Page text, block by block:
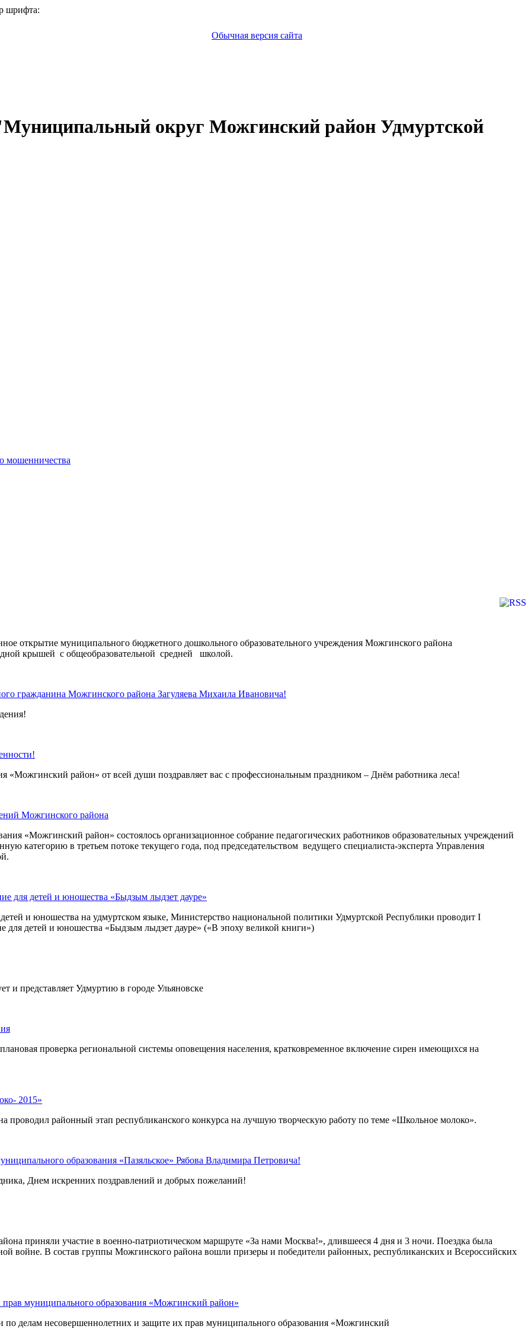
шрифта:
Обычная версия сайта
округ Можгинский район Удмуртской
мошенничества
открытие муниципального бюджетного дошкольного образовательного учреждения Можгинского района
крышей с общеобразовательной средней школой.
гражданина Можгинского района Загуляева Михаила Ивановича!
«Можгинский район» от всей души поздравляет вас с профессиональным праздником – Днём работника леса!
Можгинского района
«Можгинский район» состоялось организационное собрание педагогических работников образовательных учреждений
категорию в третьем потоке текущего года, под председательством ведущего специалиста-эксперта Управления
для детей и юношества «Быдзым лыдзет дауре»
и юношества на удмуртском языке, Министерство национальной политики Удмуртской Республики проводит I
для детей и юношества «Быдзым лыдзет дауре» («В эпоху великой книги»)
и представляет Удмуртию в городе Ульяновске
проверка региональной системы оповещения населения, кратковременное включение сирен имеющихся на
2015»
проводил районный этап республиканского конкурса на лучшую творческую работу по теме «Школьное молоко».
образования «Пазяльское» Рябова Владимира Петровича!
Днем искренних поздравлений и добрых пожеланий!
приняли участие в военно-патриотическом маршруте «За нами Москва!», длившееся 4 дня и 3 ночи. Поездка была
войне. В состав группы Можгинского района вошли призеры и победители районных, республиканских и Всероссийских
муниципального образования «Можгинский район»
по делам несовершеннолетних и защите их прав муниципального образования «Можгинский